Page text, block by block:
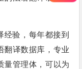
经验，每年都接到
翻译数据库，专业
量管理体，可以为